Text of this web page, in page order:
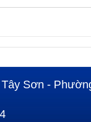
Sơn -